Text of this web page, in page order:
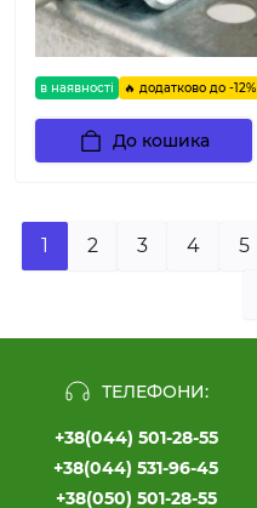
в наявності 🔥 додатково до -12%
До кошика
1 2 3 4 5
ТЕЛЕФОНИ:
+38(044) 501-28-55
+38(044) 531-96-45
+38(050) 501-28-55